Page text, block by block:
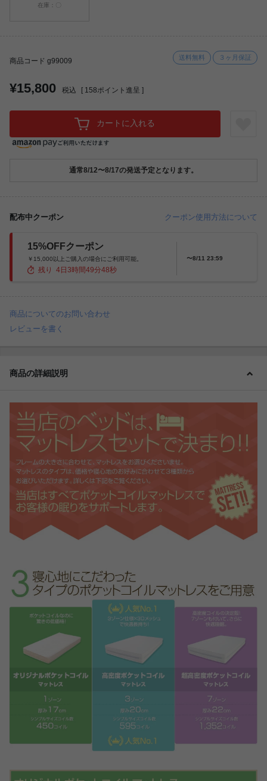
在庫：〇
商品コード g99009 送料無料 ３ヶ月保証
¥15,800 税込 [ 158ポイント進呈 ]
カートに入れる
通常8/12〜8/17の発送予定となります。
配布中クーポン クーポン使用方法について
15%OFFクーポン
￥15,000以上ご購入の場合にご利用可能。
残り 4 日3 時間49分47秒
〜8/11 23:59
商品についてのお問い合わせ
レビューを書く
商品の詳細説明